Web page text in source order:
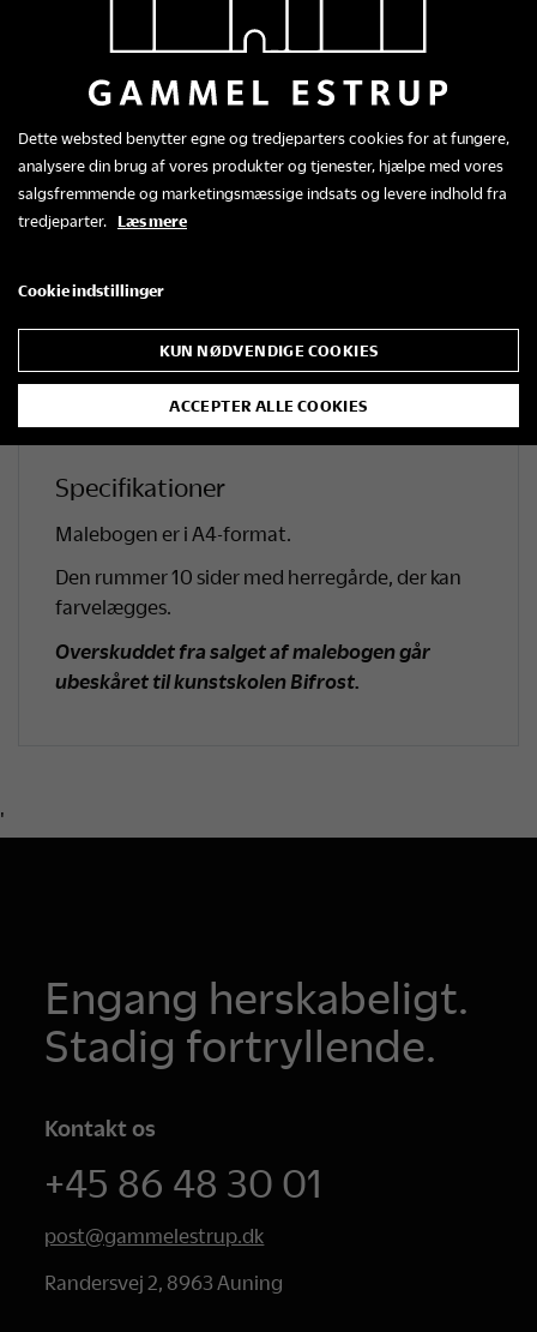
Oplev herregårdenes magi gennem kunstneren
Heidi Brinch Hansens malerier.
Med sine levende farver, forunderlige
perspektiver og lystbetonede stil fanger Heidi
de følelser, som herregårdenes arkitektur og
omgivelser kan vække.
af Heidis herregårdsmotiver og lade dig
inspirere af herregårdskunstens levende og
stemningsfulde verden.
Heidi er en anerkendt outsiderkunstner, der til
daglig maler på Bifrost Kunstakademi i Randers.
Specifikationer
Malebogen er i A4-format.
Den rummer 10 sider med herregårde, der kan
farvelægges.
Overskuddet fra salget af malebogen går
ubeskåret til kunstskolen Bifrost.
'
Engang herskabeligt.
Stadig fortryllende.
Kontakt os
+45 86 48 30 01
post@gammelestrup.dk
Randersvej 2, 8963 Auning
Dette websted benytter egne og tredjeparters cookies for at fungere,
analysere din brug af vores produkter og tjenester, hjælpe med vores
salgsfremmende og marketingsmæssige indsats og levere indhold fra
tredjeparter. Læs mere
Cookie indstillinger
KUN NØDVENDIGE COOKIES
ACCEPTER ALLE COOKIES